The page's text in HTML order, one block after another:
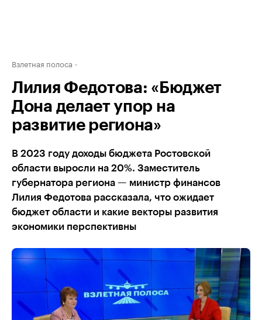
Взлетная полоса
Лилия Федотова: «Бюджет
Дона делает упор на
развитие региона»
В 2023 году доходы бюджета Ростовской
области выросли на 20%. Заместитель
губернатора региона — министр финансов
Лилия Федотова рассказала, что ожидает
бюджет области и какие векторы развития
экономики перспективны